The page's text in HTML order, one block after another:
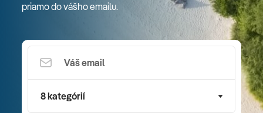
priamo do vášho emailu.
8 kategórií